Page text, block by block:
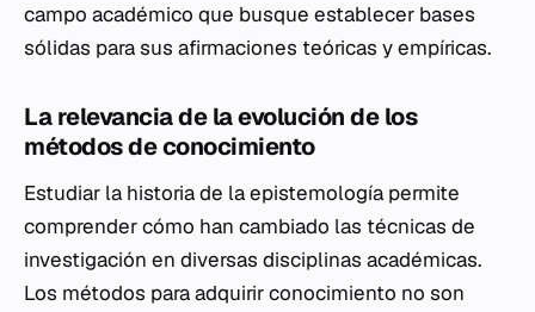
campo académico que busque establecer bases
sólidas para sus afirmaciones teóricas y empíricas.
La relevancia de la evolución de los
métodos de conocimiento
Estudiar la historia de la epistemología permite
comprender cómo han cambiado las técnicas de
investigación en diversas disciplinas académicas.
Los métodos para adquirir conocimiento no son